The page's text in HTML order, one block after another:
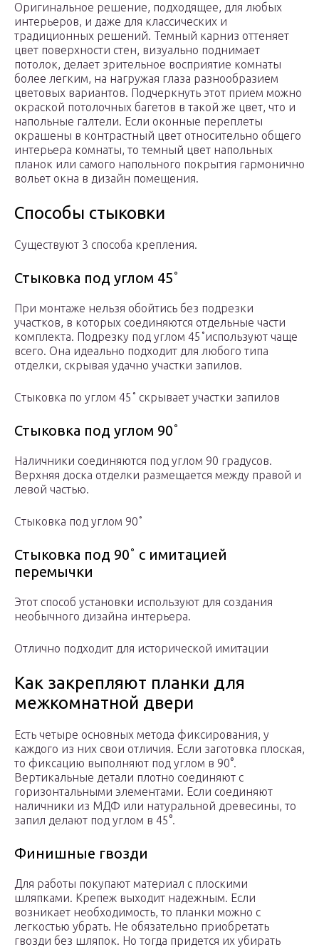
Оригинальное решение, подходящее, для любых
интерьеров, и даже для классических и
традиционных решений. Темный карниз оттеняет
цвет поверхности стен, визуально поднимает
потолок, делает зрительное восприятие комнаты
более легким, на нагружая глаза разнообразием
цветовых вариантов. Подчеркнуть этот прием можно
окраской потолочных багетов в такой же цвет, что и
напольные галтели. Если оконные переплеты
окрашены в контрастный цвет относительно общего
интерьера комнаты, то темный цвет напольных
планок или самого напольного покрытия гармонично
вольет окна в дизайн помещения.
Способы стыковки
Существуют 3 способа крепления.
Стыковка под углом 45˚
При монтаже нельзя обойтись без подрезки
участков, в которых соединяются отдельные части
комплекта. Подрезку под углом 45˚используют чаще
всего. Она идеально подходит для любого типа
отделки, скрывая удачно участки запилов.
Стыковка по углом 45˚ скрывает участки запилов
Стыковка под углом 90˚
Наличники соединяются под углом 90 градусов.
Верхняя доска отделки размещается между правой и
левой частью.
Стыковка под углом 90˚
Стыковка под 90˚ с имитацией
перемычки
Этот способ установки используют для создания
необычного дизайна интерьера.
Отлично подходит для исторической имитации
Как закрепляют планки для
межкомнатной двери
Есть четыре основных метода фиксирования, у
каждого из них свои отличия. Если заготовка плоская,
то фиксацию выполняют под углом в 90°.
Вертикальные детали плотно соединяют с
горизонтальными элементами. Если соединяют
наличники из МДФ или натуральной древесины, то
запил делают под углом в 45°.
Финишные гвозди
Для работы покупают материал с плоскими
шляпками. Крепеж выходит надежным. Если
возникает необходимость, то планки можно с
легкостью убрать. Не обязательно приобретать
гвозди без шляпок. Но тогда придется их убирать